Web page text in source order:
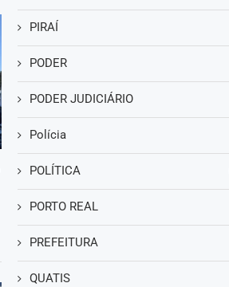
PIRAÍ
PODER
PODER JUDICIÁRIO
Polícia
POLÍTICA
PORTO REAL
PREFEITURA
QUATIS